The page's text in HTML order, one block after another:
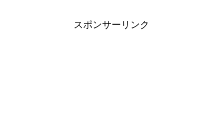
スポンサーリンク